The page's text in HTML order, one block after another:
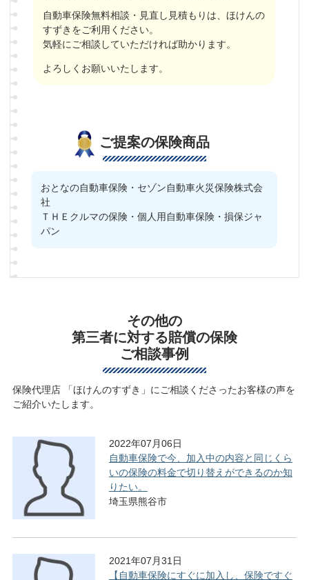
自動車保険無料相談・見直し見積もりは、ほけんの
すずきをご利用ください。
気軽にご相談していただければ助かります。
よろしくお願いいたします。
ご提案の保険商品
おとなの自動車保険・セゾン自動車火災保険株式会
社
ＴＨＥクルマの保険・個人用自動車保険・損保ジャ
パン
その他の
第三者に対する賠償の保険
ご相談事例
保険代理店 「ほけんのすずき」にご相談くださったお客様の声を
ご紹介いたします。
2022年07月06日
自動車保険で今、加入中の内容と同じくら
いの保険の料金で切り替えができるのか知
りたい。
埼玉県熊谷市
2021年07月31日
【自動車保険にすぐに加入し、保険ですぐ